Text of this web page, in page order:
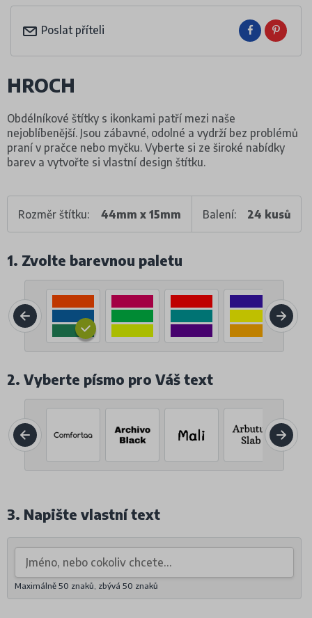
Poslat příteli
HROCH
Obdélníkové štítky s ikonkami patří mezi naše
nejoblíbenější. Jsou zábavné, odolné a vydrží bez problémů
praní v pračce nebo myčku. Vyberte si ze široké nabídky
barev a vytvořte si vlastní design štítku.
Rozměr štítku: 44mm x 15mm Balení: 24 kusů
1. Zvolte barevnou paletu
2. Vyberte písmo pro Váš text
3. Napište vlastní text
Maximálně 50 znaků, zbývá 50 znaků